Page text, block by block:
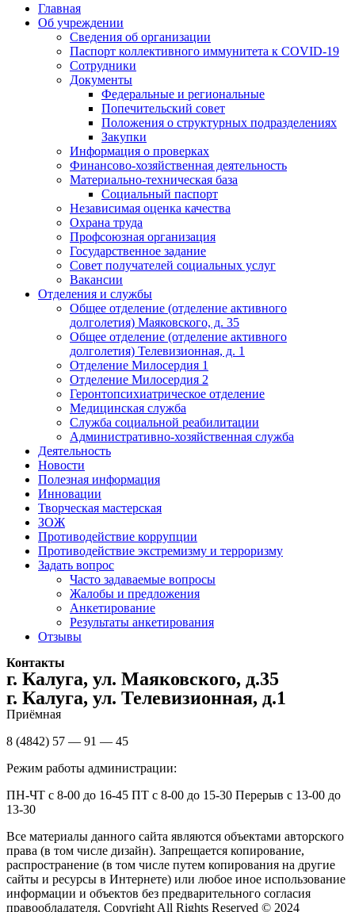
Главная
Об учреждении
Сведения об организации
Паспорт коллективного иммунитета к COVID-19
Сотрудники
Документы
Федеральные и региональные
Попечительский совет
Положения о структурных подразделениях
Закупки
Информация о проверках
Финансово-хозяйственная деятельность
Материально-техническая база
Социальный паспорт
Независимая оценка качества
Охрана труда
Профсоюзная организация
Государственное задание
Совет получателей социальных услуг
Вакансии
Отделения и службы
Общее отделение (отделение активного
долголетия) Маяковского, д. 35
Общее отделение (отделение активного
долголетия) Телевизионная, д. 1
Отделение Милосердия 1
Отделение Милосердия 2
Геронтопсихиатрическое отделение
Медицинская служба
Служба социальной реабилитации
Административно-хозяйственная служба
Деятельность
Новости
Полезная информация
Инновации
Творческая мастерская
ЗОЖ
Противодействие коррупции
Противодействие экстремизму и терроризму
Задать вопрос
Часто задаваемые вопросы
Жалобы и предложения
Анкетирование
Результаты анкетирования
Отзывы
Контакты
г. Калуга, ул. Маяковского, д.35
г. Калуга, ул. Телевизионная, д.1
Приёмная
8 (4842) 57 — 91 — 45
Режим работы администрации:
ПН-ЧТ с 8-00 до 16-45 ПТ с 8-00 до 15-30 Перерыв с 13-00 до
13-30
Все материалы данного сайта являются объектами авторского
права (в том числе дизайн). Запрещается копирование,
распространение (в том числе путем копирования на другие
сайты и ресурсы в Интернете) или любое иное использование
информации и объектов без предварительного согласия
правообладателя. Copyright All Rights Reserved © 2024